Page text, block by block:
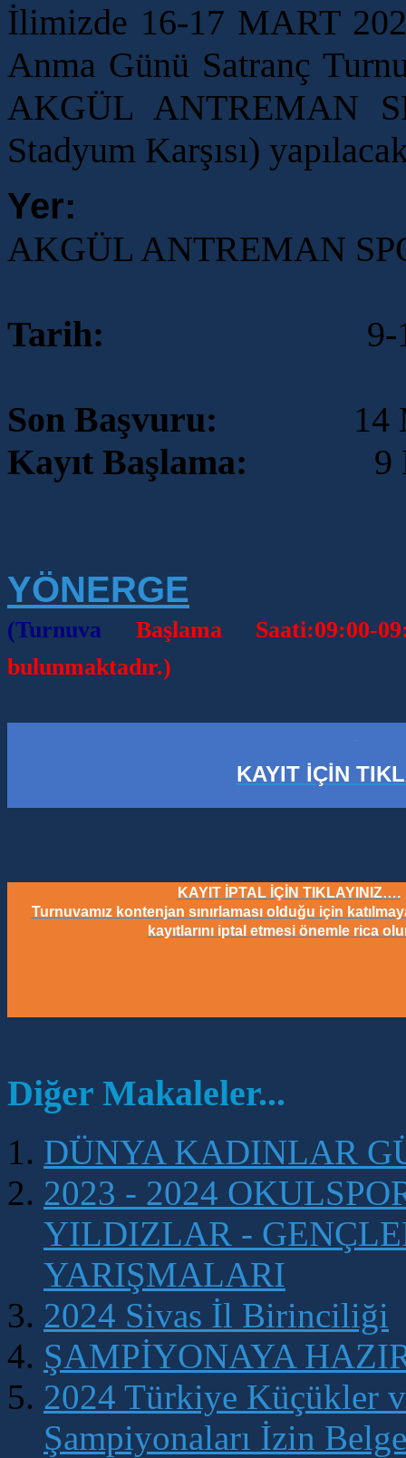
İlimizde 16-17 MART
Anma Günü Satranç
AKGÜL ANTREMAN
Stadyum Karşısı)
Yer:
AKGÜL ANTREMAN
Tarih: 9-
Son Başvuru: 14
Kayıt Başlama:
9
YÖNERGE
(Turnuva Başlama
bulunmaktadır.)
KAYIT İÇİN
KAYIT İPTAL İÇİN TIKLAYINIZ….
Turnuvamız kontenjan sınırlaması olduğu için
kayıtlarını iptal etmesi önemle rica
Diğer Makaleler...
DÜNYA KADINLAR
2023 - 2024
YILDIZLAR -
YARIŞMALARI
2024 Sivas İl Birinciliği
ŞAMPİYONAYA
2024 Türkiye Küçükler
Şampiyonaları İzin